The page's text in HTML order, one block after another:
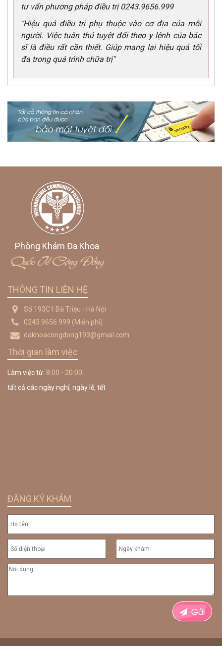
tư vấn phương pháp điều trị 0243.9656.999
"Hiệu quả điều trị phụ thuộc vào cơ địa của mỗi
người. Việc tuân thủ tuyệt đối theo y lệnh của bác
sĩ là điều rất cần thiết. Giúp mang lại hiệu quả tối
đa trong quá trình chữa trị"
Phòng Khám Đa Khoa
Quốc Tế Cộng Đồng
THÔNG TIN LIÊN HỆ
Số 193C1 Bà Triệu - Hà Nội
0243.9656.999 (Miễn phí)
dakhoacongdong193@gmail.com
Thời gian làm việc
Làm việc từ: 8:00 - 20:00
tất cả các ngày nghỉ, ngày lễ, tết
ĐĂNG KÝ KHÁM